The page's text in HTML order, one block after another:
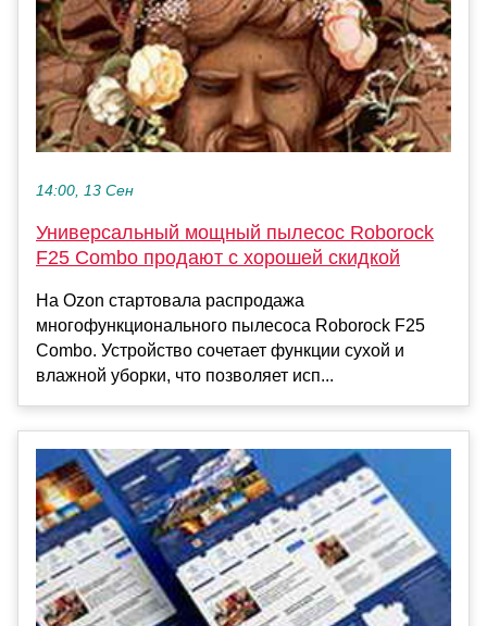
14:00, 13 Сен
Универсальный мощный пылесос Roborock
F25 Combo продают с хорошей скидкой
На Ozon стартовала распродажа
многофункционального пылесоса Roborock F25
Combo. Устройство сочетает функции сухой и
влажной уборки, что позволяет исп...